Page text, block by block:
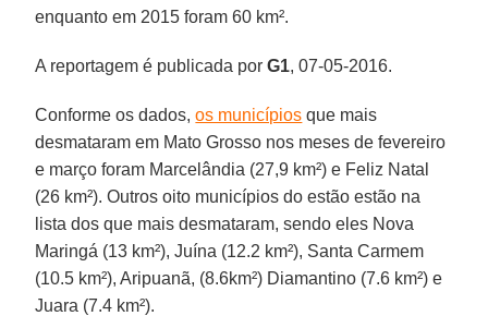
enquanto em 2015 foram 60 km².
A reportagem é publicada porG1, 07-05-2016.
Conforme os dados,os municípios que mais
desmataram em Mato Grosso nos meses de fevereiro
e março foram Marcelândia (27,9 km²) e Feliz Natal
(26 km²). Outros oito municípios do estão estão na
lista dos que mais desmataram, sendo eles Nova
Maringá (13 km²), Juína (12.2 km²), Santa Carmem
(10.5 km²), Aripuanã, (8.6km²) Diamantino (7.6 km²) e
Juara (7.4 km²).